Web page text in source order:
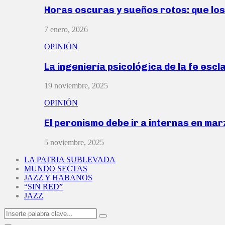
Horas oscuras y sueños rotos: que
7 enero, 2026
OPINIÓN
La ingeniería psicológica de la fe
19 noviembre, 2025
OPINIÓN
El peronismo debe ir a internas en
5 noviembre, 2025
LA PATRIA SUBLEVADA
MUNDO SECTAS
JAZZ Y HABANOS
“SIN RED”
JAZZ
Search
for:
Search